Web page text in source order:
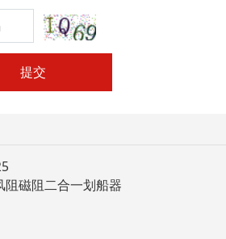
提交
阻磁阻二合一划船器